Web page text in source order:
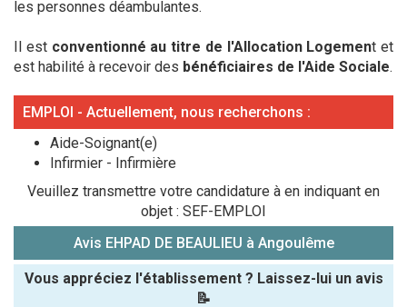
les personnes déambulantes.
Il est conventionné au titre de l'Allocation Logement et
est habilité à recevoir des bénéficiaires de l'Aide Sociale.
EMPLOI - Actuellement, nous recherchons :
Aide-Soignant(e)
Infirmier - Infirmière
Veuillez transmettre votre candidature à en indiquant en
objet : SEF-EMPLOI
Avis EHPAD DE BEAULIEU à Angoulême
Vous appréciez l'établissement ? Laissez-lui un avis
📝